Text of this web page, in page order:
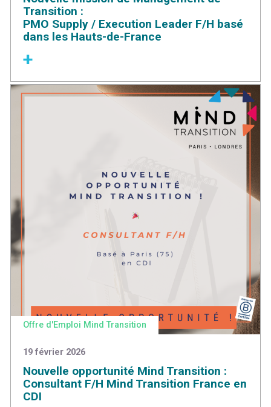
Transition :
PMO Supply / Execution Leader F/H basé
dans les Hauts-de-France
Offre d'Emploi Mind Transition
19 février 2026
Nouvelle opportunité Mind Transition :
Consultant F/H Mind Transition France en
CDI